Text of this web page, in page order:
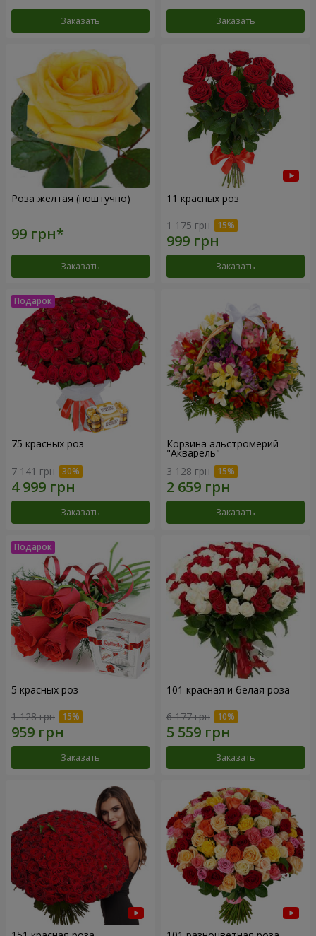
Заказать Заказать
Роза желтая (поштучно)
Заказать
11 красных роз
1 175 грн
Заказать
75 красных роз
7 141 грн
Заказать
Корзина альстромерий
"Акварель"
3 128 грн
Заказать
5 красных роз
1 128 грн
Заказать
101 красная и белая роза
6 177 грн
Заказать